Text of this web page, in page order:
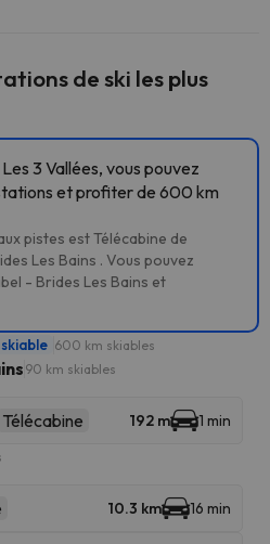
de ski les plus
3 Vallées, vous pouvez
et profiter de 600 km
pistes est Télécabine de
Les Bains . Vous pouvez
- Brides Les Bains et
600 km skiables
90 km skiables
Télécabine 192 m 1 min
10.3 km 16 min